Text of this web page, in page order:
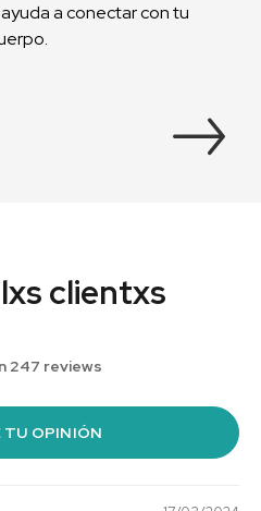
a conectar con tu
clientxs
247 reviews
TU OPINIÓN